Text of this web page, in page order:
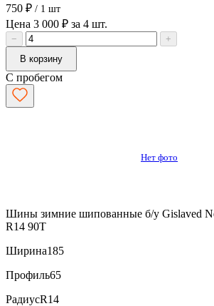
750 ₽ / 1 шт
Цена 3 000 ₽ за 4 шт.
−
+
В корзину
С пробегом
Нет фото
Шины зимние шипованные б/у Gislaved
R14 90T
Ширина185
Профиль65
РадиусR14